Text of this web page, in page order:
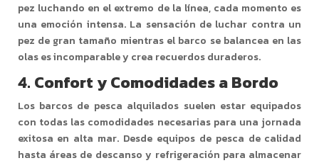
pez luchando en el extremo de la línea, cada momento es
una emoción intensa. La sensación de luchar contra un
pez de gran tamaño mientras el barco se balancea en las
olas es incomparable y crea recuerdos duraderos.
4. Confort y Comodidades a Bordo
Los barcos de pesca alquilados suelen estar equipados
con todas las comodidades necesarias para una jornada
exitosa en alta mar. Desde equipos de pesca de calidad
hasta áreas de descanso y refrigeración para almacenar